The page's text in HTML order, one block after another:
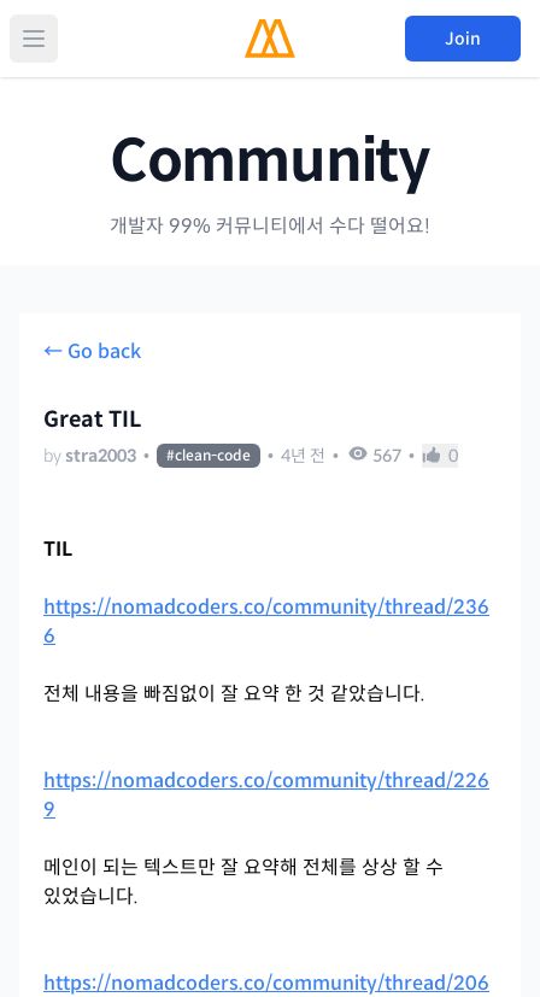
Join
Community
개발자 99% 커뮤니티에서 수다 떨어요!
← Go back
Great TIL
by stra2003 • #clean-code • 4년 전 • 567 • 0
TIL
https://nomadcoders.co/community/thread/236
6
전체 내용을 빠짐없이 잘 요약 한 것 같았습니다.
https://nomadcoders.co/community/thread/226
9
메인이 되는 텍스트만 잘 요약해 전체를 상상 할 수
있었습니다.
https://nomadcoders.co/community/thread/206